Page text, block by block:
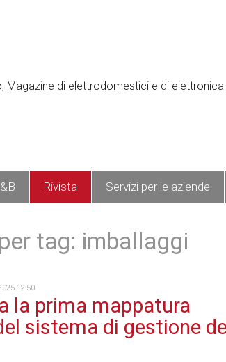
Rivista Servizi per le aziende
tag: imballaggi
12:50
la prima mappatura
sistema di gestione